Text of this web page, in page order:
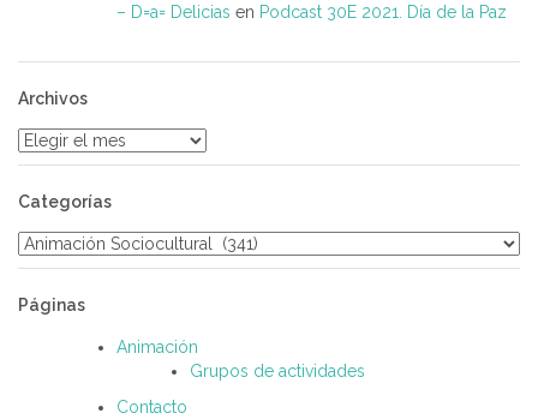
– D=a= Delicias en Podcast 30E 2021. Día de la Paz
Archivos
Archivos
Categorías
Categorías
Páginas
Animación
Grupos de actividades
Contacto